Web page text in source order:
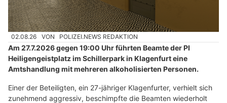
02.08.26 VON POLIZEI.NEWS REDAKTION
Am 27.7.2026 gegen 19:00 Uhr führten Beamte der PI
Heiligengeistplatz im Schillerpark in Klagenfurt eine
Amtshandlung mit mehreren alkoholisierten Personen.
Einer der Beteiligten, ein 27-jähriger Klagenfurter, verhielt sich
zunehmend aggressiv, beschimpfte die Beamten wiederholt